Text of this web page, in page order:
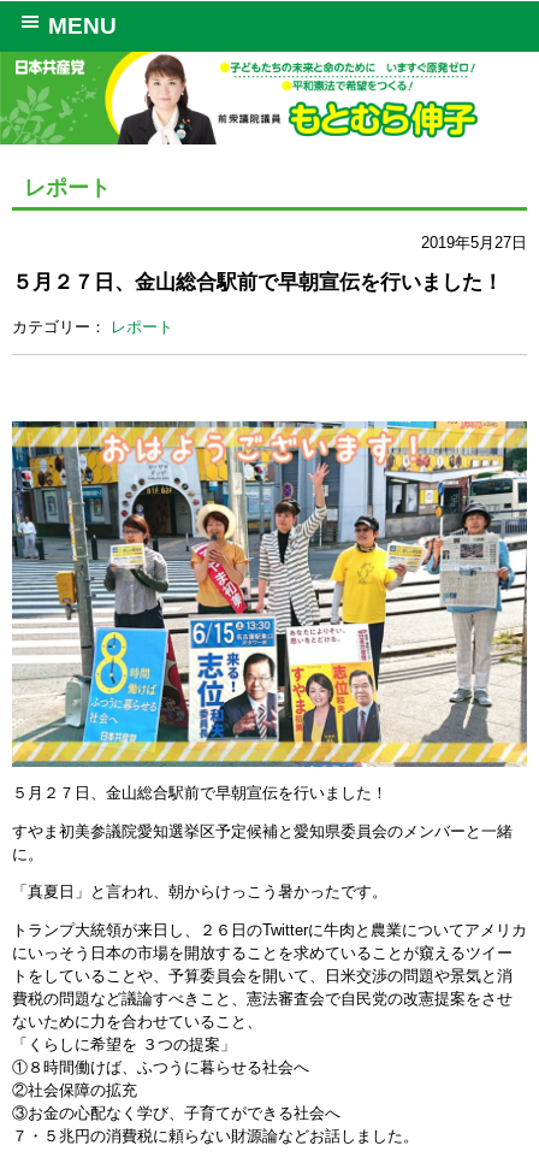
MENU
レポート
2019年5月27日
５月２７日、金山総合駅前で早朝宣伝を行いました！
カテゴリー： レポート
５月２７日、金山総合駅前で早朝宣伝を行いました！
すやま初美参議院愛知選挙区予定候補と愛知県委員会のメンバーと一緒
に。
「真夏日」と言われ、朝からけっこう暑かったです。
トランプ大統領が来日し、２６日のTwitterに牛肉と農業についてアメリカ
にいっそう日本の市場を開放することを求めていることが窺えるツイー
トをしていることや、予算委員会を開いて、日米交渉の問題や景気と消
費税の問題など議論すべきこと、憲法審査会で自民党の改憲提案をさせ
ないために力を合わせていること、
「くらしに希望を ３つの提案」
①８時間働けば、ふつうに暮らせる社会へ
②社会保障の拡充
③お金の心配なく学び、子育てができる社会へ
７・５兆円の消費税に頼らない財源論などお話しました。